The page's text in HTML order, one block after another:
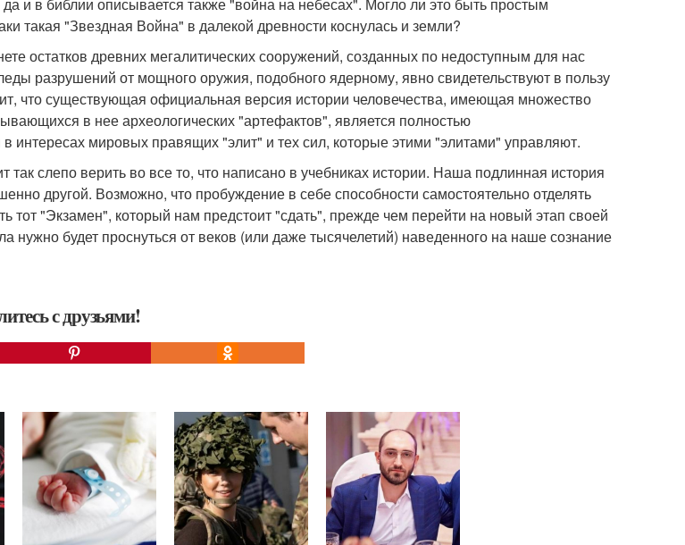
такая "Звездная Война" в далекой древности коснулась и земли?
остатков древних мегалитических сооружений, созданных по недоступным для нас
разрушений от мощного оружия, подобного ядерному, явно свидетельствуют в пользу
что существующая официальная версия истории человечества, имеющая множество
в нее археологических "артефактов", является полностью
интересах мировых правящих "элит" и тех сил, которые этими "элитами" управляют.
так слепо верить во все то, что написано в учебниках истории. Наша подлинная история
другой. Возможно, что пробуждение в себе способности самостоятельно отделять
тот "Экзамен", который нам предстоит "сдать", прежде чем перейти на новый этап своей
нужно будет проснуться от веков (или даже тысячелетий) наведенного на наше сознание
с друзьями!